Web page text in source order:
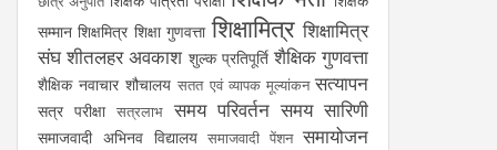
सम्मान शिक्षमित्र शिक्षा गुणवत्ता शिक्षामित्र शिक्षामित्र
संघ शीतलहर अवकाश शुल्क प्रतिपूर्ति शैक्षिक गुणवत्ता
शैक्षिक नवाचार शौचालय सतत एवं व्यापक मूल्यांकन सत्यापन
सत्र परीक्षा सत्रलाभ समय परिवर्तन समय सारिणी
समाजवादी अभिनव विद्यालय समाजवादी पेंशन समायोजन